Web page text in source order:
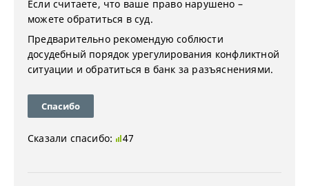
Если считаете, что ваше право нарушено –
можете обратиться в суд.
Предварительно рекомендую соблюсти
досудебный порядок урегулирования конфликтной
ситуации и обратиться в банк за разъяснениями.
Спасибо
Сказали спасибо: 47